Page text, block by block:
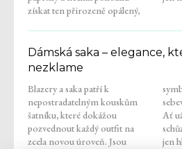
získat ten přirozeně opálený,
Dámská saka – elegance,
nezklame
Blazery a saka patří k
nepostradatelným kouskům
šatníku, které dokážou
pozvednout každý outfit na
zcela novou úroveň. Jsou
symbolem elegance,
sebevědomí i univerzálnosti.
Ať už se chystáte na pracovní
schůzku, večeři s přáteli nebo
jen